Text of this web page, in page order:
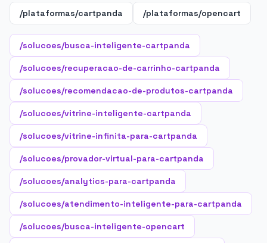
/plataformas/cartpanda /plataformas/opencart
/solucoes/busca-inteligente-cartpanda
/solucoes/recuperacao-de-carrinho-cartpanda
/solucoes/recomendacao-de-produtos-cartpanda
/solucoes/vitrine-inteligente-cartpanda
/solucoes/vitrine-infinita-para-cartpanda
/solucoes/provador-virtual-para-cartpanda
/solucoes/analytics-para-cartpanda
/solucoes/atendimento-inteligente-para-cartpanda
/solucoes/busca-inteligente-opencart